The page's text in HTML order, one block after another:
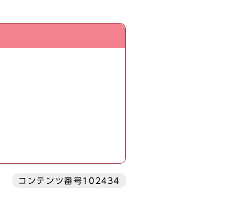
コンテンツ番号102434